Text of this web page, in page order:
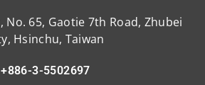
No. 65, Gaotie 7th Road, Zhubei
Hsinchu, Taiwan
+886-3-5502697